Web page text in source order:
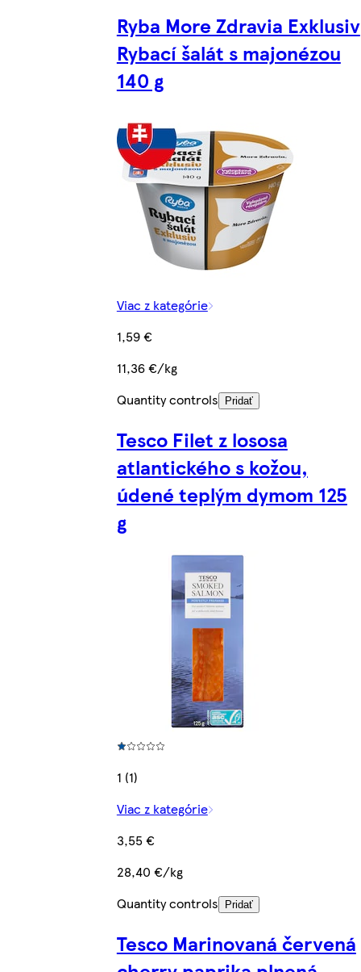
Ryba More Zdravia Exklusiv
Rybací šalát s majonézou
140 g
Viac z kategórie
1,59 €
11,36 €/kg
Quantity controls
Pridať
Tesco Filet z lososa
atlantického s kožou,
údené teplým dymom 125
g
1 (1)
Viac z kategórie
3,55 €
28,40 €/kg
Quantity controls
Pridať
Tesco Marinovaná červená